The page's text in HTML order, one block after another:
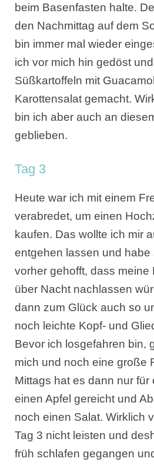
beim Basenfasten halte.
den Nachmittag auf dem
bin immer mal wieder
ich vor mich hin gedöst
Süßkartoffeln mit
Karottensalat gemacht.
bin ich aber auch an
geblieben.
Tag 3
Heute war ich mit einem
verabredet, um einen
kaufen. Das wollte ich mir
entgehen lassen und habe
vorher gehofft, dass meine
über Nacht nachlassen
dann zum Glück auch so
noch leichte Kopf- und
Bevor ich losgefahren bin,
mich und noch eine große
Mittags hat es dann nur für
einen Apfel gereicht und
noch einen Salat. Wirklich
Tag 3 nicht leisten und
früh schlafen gegangen